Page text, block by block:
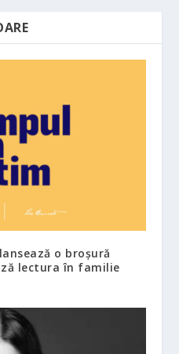
o broșură
lectura în familie